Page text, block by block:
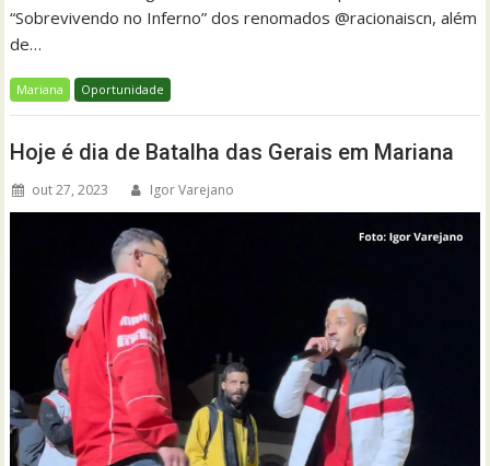
“Sobrevivendo no Inferno” dos renomados @racionaiscn, além
de…
Mariana Oportunidade
Hoje é dia de Batalha das Gerais em Mariana
out 27, 2023 Igor Varejano